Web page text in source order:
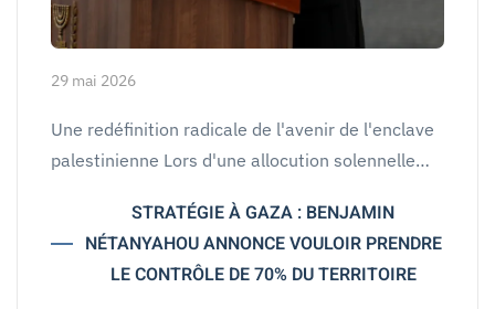
29 mai 2026
Une redéfinition radicale de l'avenir de l'enclave
palestinienne Lors d'une allocution solennelle…
STRATÉGIE À GAZA : BENJAMIN
NÉTANYAHOU ANNONCE VOULOIR PRENDRE
LE CONTRÔLE DE 70% DU TERRITOIRE